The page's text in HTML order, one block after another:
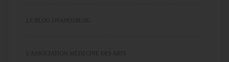
L'ASSOCIATION MÉDECINE DES ARTS